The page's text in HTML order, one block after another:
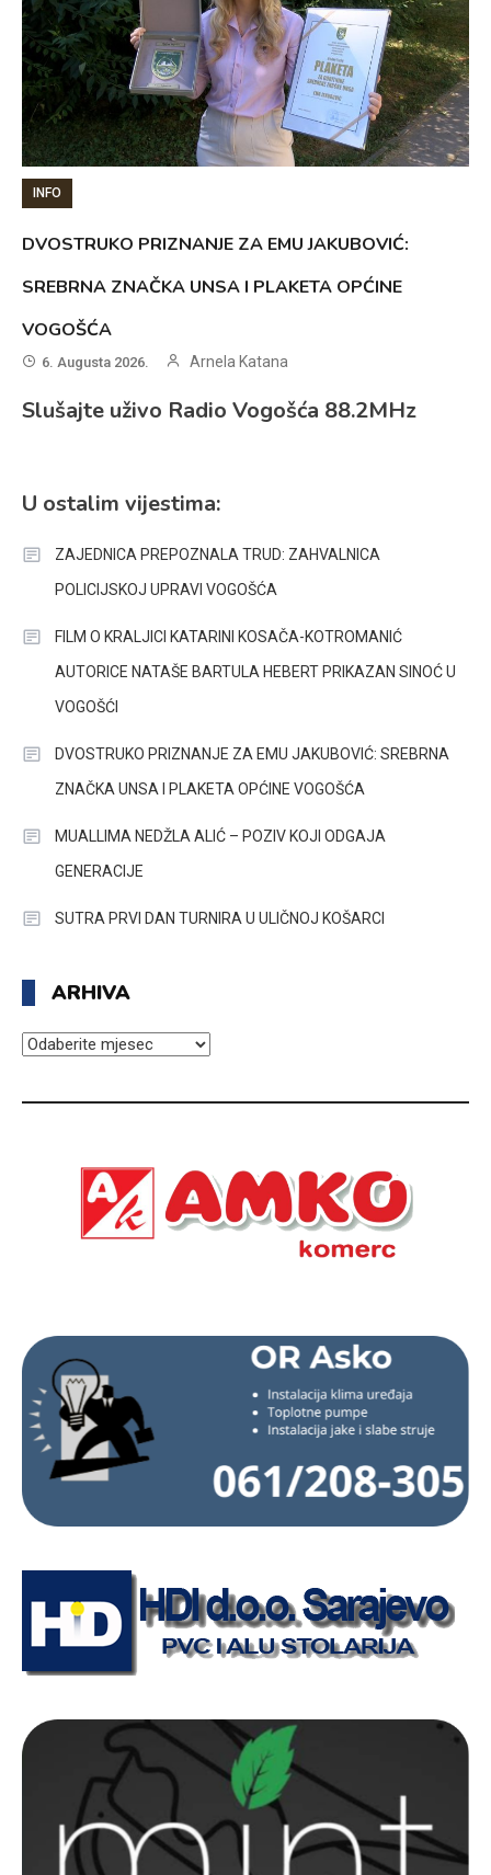
INFO
DVOSTRUKO PRIZNANJE ZA EMU JAKUBOVIĆ:
SREBRNA ZNAČKA UNSA I PLAKETA OPĆINE
VOGOŠĆA
6. Augusta 2026. Arnela Katana
Slušajte uživo Radio Vogošća 88.2MHz
U ostalim vijestima:
ZAJEDNICA PREPOZNALA TRUD: ZAHVALNICA
POLICIJSKOJ UPRAVI VOGOŠĆA
FILM O KRALJICI KATARINI KOSAČA-KOTROMANIĆ
AUTORICE NATAŠE BARTULA HEBERT PRIKAZAN SINOĆ U
VOGOŠĆI
DVOSTRUKO PRIZNANJE ZA EMU JAKUBOVIĆ: SREBRNA
ZNAČKA UNSA I PLAKETA OPĆINE VOGOŠĆA
MUALLIMA NEDŽLA ALIĆ – POZIV KOJI ODGAJA
GENERACIJE
SUTRA PRVI DAN TURNIRA U ULIČNOJ KOŠARCI
ARHIVA
ARHIVA